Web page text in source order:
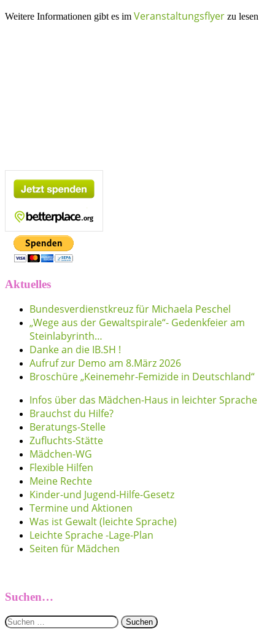
Weitere Informationen gibt es im Veranstaltungsflyer zu lesen
Aktuelles
Bundesverdienstkreuz für Michaela Peschel
„Wege aus der Gewaltspirale“- Gedenkfeier am
Steinlabyrinth…
Danke an die IB.SH !
Aufruf zur Demo am 8.März 2026
Broschüre „Keinemehr-Femizide in Deutschland“
Infos über das Mädchen-Haus in leichter Sprache
Brauchst du Hilfe?
Beratungs-Stelle
Zufluchts-Stätte
Mädchen-WG
Flexible Hilfen
Meine Rechte
Kinder-und Jugend-Hilfe-Gesetz
Termine und Aktionen
Was ist Gewalt (leichte Sprache)
Leichte Sprache -Lage-Plan
Seiten für Mädchen
Suchen…
Suchen
nach: